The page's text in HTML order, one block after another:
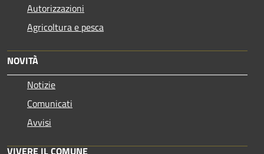
Autorizzazioni
Agricoltura e pesca
NOVITÀ
Notizie
Comunicati
Avvisi
VIVERE IL COMUNE